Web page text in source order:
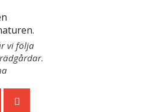
vi följa